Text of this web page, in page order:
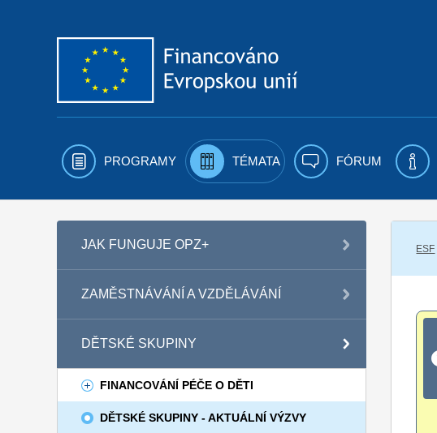
PROGRAMY TÉMATA FÓRUM
JAK FUNGUJE OPZ+
ZAMĚSTNÁVÁNÍ A VZDĚLÁVÁNÍ
DĚTSKÉ SKUPINY
FINANCOVÁNÍ PÉČE O DĚTI
DĚTSKÉ SKUPINY - AKTUÁLNÍ VÝZVY
ESF